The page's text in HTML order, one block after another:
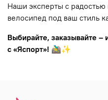
Наши эксперты с
велосипед под ваш стиль
Выбирайте, заказывайте
с «Яспорт»! 🚵‍♂️✨